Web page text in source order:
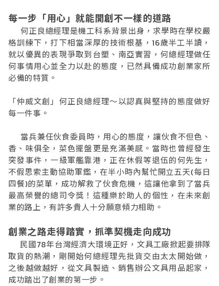
每一步「用心」就能開創不一樣的道路
何正良總經理是機工科系背景出身，求學時在學校嚴
格訓練下，打下相當深厚的技術根基，16歲半工半讀，
就以優異的表現爭取到台塑、南亞實習，何總經理做任
何事情用心並全力以赴的態度，已然具備成功創業家所
必備的特質。
「仲威文創」何正良總經理～以認真與堅持的態度做好
每一件事。
當兵兼任伙食委員時，用心的態度，讓伙食不但色、
香、味俱全，菜色擺盤更是充滿美感。當時也曾經發生
突發事件，一級軍艦靠港，正在休假等退伍的何先生，
不假思索主動協助軍鑑，在半小時內幫忙開立五天(每日
四餐)的菜單，成功解救了伙食危機，這讓他拿到了當兵
最高榮譽的總司令獎！這種樂於助人的個性，在未來創
業的路上，有許多貴人十分願意傾力相助。
創業之路走得踏實，抓準契機走向成功
民國78年台灣經濟大環境正好，文具工廠掀起要排隊
取貨的熱潮，剛開始何總經理先批貨交由太太開始做，
之後越做越好，從文具製造、銷售辦公文具用品起家，
成功踏出了創業的第一步。